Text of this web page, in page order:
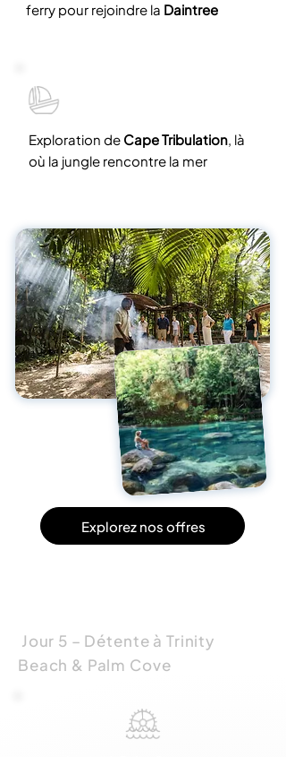
ferry pour rejoindre la Daintree
Exploration de Cape Tribulation, là
où la jungle rencontre la mer
Explorez nos offres
Jour 5 – Détente à Trinity
Beach & Palm Cove